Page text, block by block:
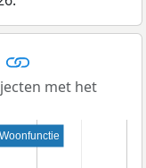
met het
Woonfunctie